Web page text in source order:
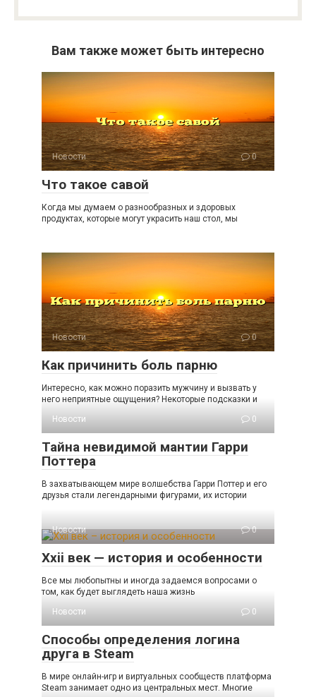
Вам также может быть интересно
Новости 0
Что такое савой
Когда мы думаем о разнообразных и здоровых
продуктах, которые могут украсить наш стол, мы
Новости 0
Как причинить боль парню
Интересно, как можно поразить мужчину и вызвать у
него неприятные ощущения? Некоторые подсказки и
Новости
0
Тайна невидимой мантии Гарри
Поттера
В захватывающем мире волшебства Гарри Поттер и его
друзья стали легендарными фигурами, их истории
Новости 0
Xxii век — история и особенности
Все мы любопытны и иногда задаемся вопросами о
том, как будет выглядеть наша жизнь
Новости
0
Способы определения логина
друга в Steam
В мире онлайн-игр и виртуальных сообществ платформа
Steam занимает одно из центральных мест. Многие